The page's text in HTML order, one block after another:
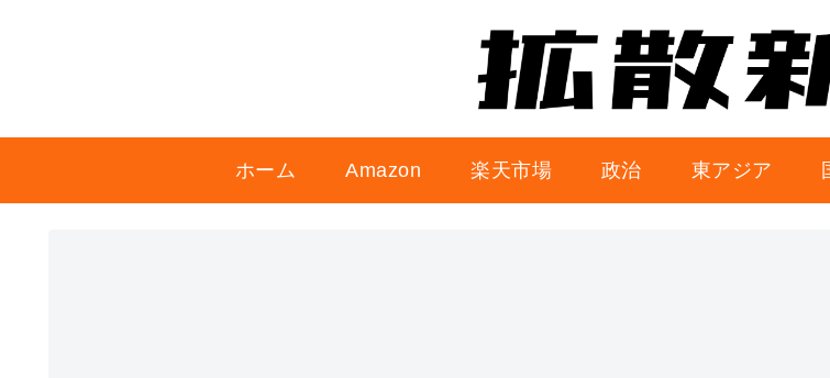
ホーム Amazon 楽天市場 政治 東アジア